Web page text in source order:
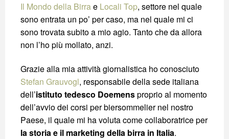
Il Mondo della Birrae Locali Top, settore nel quale
sono entrata un po’ per caso, ma nel quale mi ci
sono trovata subito a mio agio. Tanto che da allora
non l’ho più mollato, anzi.
Grazie alla mia attività giornalistica ho conosciuto
Stefan Grauvogl, responsabile della sede italiana
dell’istituto tedesco Doemensproprio al momento
dell’avvio dei corsi per biersommelier nel nostro
Paese, il quale mi ha voluta come collaboratrice per
la storia e il marketing della birra in Italia.